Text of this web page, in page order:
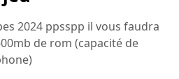
2024 ppsspp il vous faudra
de rom (capacité de